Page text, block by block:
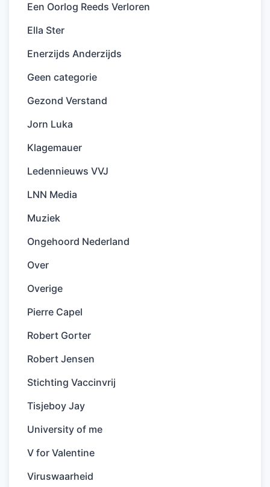
Een Oorlog Reeds Verloren
Ella Ster
Enerzijds Anderzijds
Geen categorie
Gezond Verstand
Jorn Luka
Klagemauer
Ledennieuws VVJ
LNN Media
Muziek
Ongehoord Nederland
Over
Overige
Pierre Capel
Robert Gorter
Robert Jensen
Stichting Vaccinvrij
Tisjeboy Jay
University of me
V for Valentine
Viruswaarheid